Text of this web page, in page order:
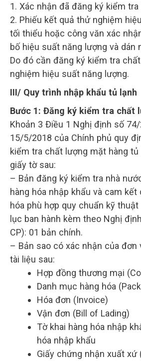
1. Xác nhận đã đăng ký kiểm
2. Phiếu kết quả thử nghiệm
tối thiểu hoặc công văn xác
bố hiệu suất năng lượng và dán
Do đó cần đăng ký kiểm tra
nghiệm hiệu suất năng lượng.
III/ Quy trình nhập khẩu tủ lạnh
Bước 1: Đăng ký kiểm tra chất
Khoản 3 Điều 1 Nghị định số
15/5/2018 của Chính phủ quy
kiểm tra chất lượng mặt hàng
giấy tờ sau:
– Bản đăng ký kiểm tra nhà
hàng hóa nhập khẩu và cam kết
hóa phù hợp quy chuẩn kỹ
lục ban hành kèm theo Nghị
CP): 01 bản chính.
– Bản sao có xác nhận của đơn
tài liệu sau:
Hợp đồng thương mại
Danh mục hàng hóa
Hóa đơn (Invoice)
Vận đơn (Bill of Lading)
Tờ khai hàng hóa nhập
hóa nhập khẩu
Giấy chứng nhận xuất xứ